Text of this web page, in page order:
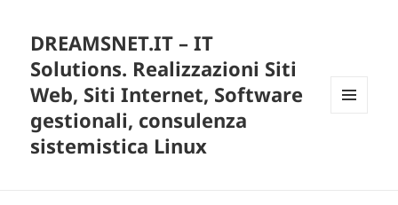
DREAMSNET.IT – IT
Solutions. Realizzazioni Siti
Web, Siti Internet, Software
gestionali, consulenza
sistemistica Linux